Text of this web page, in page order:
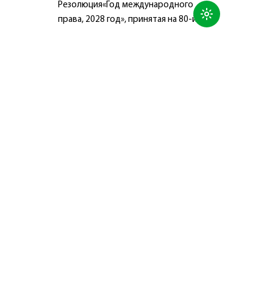
Резолюция«Год международного
права, 2028 год», принятая на 80-й